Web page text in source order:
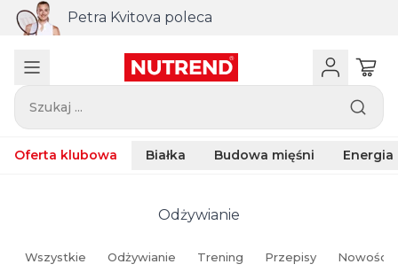
ZMB do zakupu powyżej 440 zł
Szukaj ...
Oferta klubowa Białka Budowa mięśni Energia
Odżywianie
Wszystkie Odżywianie Trening Przepisy Nowości